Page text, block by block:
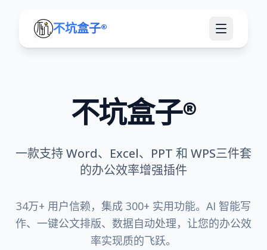
不坑盒子®
不坑盒子®
一款支持 Word、Excel、PPT 和 WPS三件套
的办公效率增强插件
34万+ 用户信赖，集成 300+ 实用功能。AI 智能写
作、一键公文排版、数据自动处理，让您的办公效
率实现质的飞跃。